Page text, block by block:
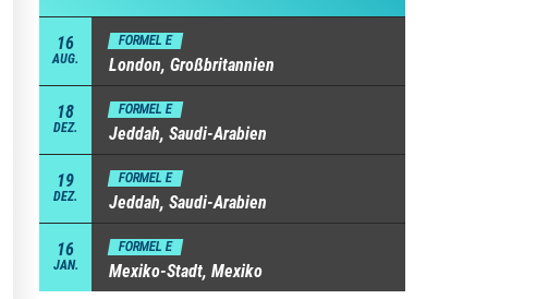
16
AUG.
FORMEL E
London, Großbritannien
18
DEZ.
FORMEL E
Jeddah, Saudi-Arabien
19
DEZ.
FORMEL E
Jeddah, Saudi-Arabien
16
JAN.
FORMEL E
Mexiko-Stadt, Mexiko